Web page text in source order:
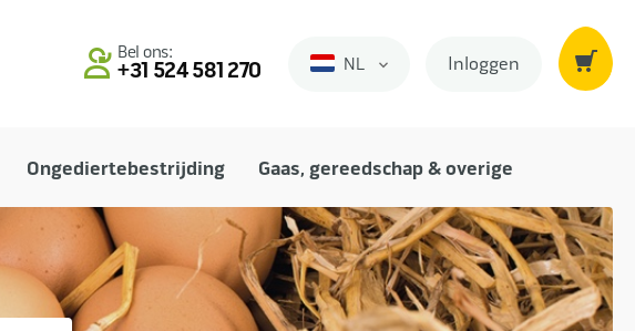
Bel ons:
+31 524 581 270 Nederlands
NL Inloggen
Ongediertebestrijding Gaas, gereedschap & overige